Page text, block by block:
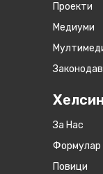
Проекти
Медиуми
За Нас
Формулар
Повици